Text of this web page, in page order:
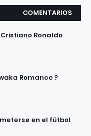
COMENTARIOS
Ronaldo
Romance ?
en el fútbol